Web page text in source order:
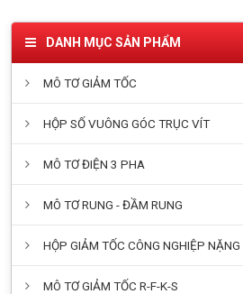
DANH MỤC SẢN PHẨM
MÔ TƠ GIẢM TỐC
HỘP SỐ VUÔNG GÓC TRỤC VÍT
MÔ TƠ ĐIỆN 3 PHA
MÔ TƠ RUNG - ĐẦM RUNG
HỘP GIẢM TỐC CÔNG NGHIỆP NẶNG
MÔ TƠ GIẢM TỐC R-F-K-S